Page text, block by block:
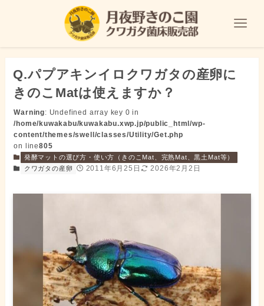
Q.パプアキンイロクワガタの産卵に
きのこMatは使えますか？
Warning: Undefined array key 0 in
/home/kuwakabu/kuwakabu.xwp.jp/public_html/wp-
content/themes/swell/classes/Utility/Get.php
on line805
発酵マットの選び方・使い方（きのこMat、完熟Mat、黒土Mat等）
クワガタの産卵
2011年6月25日 2026年2月2日